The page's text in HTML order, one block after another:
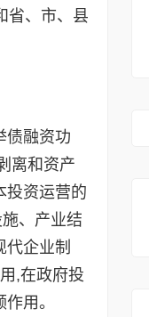
省、市、县
融资功
离和资产
投资运营的
、产业结
企业制
,在政府投
用。